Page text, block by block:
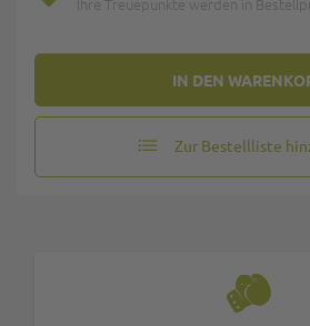
IN DEN
Zur Bestellliste